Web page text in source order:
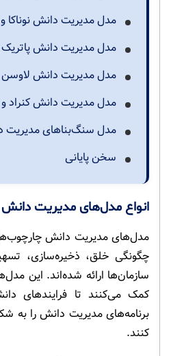
مدل مدیریت دانش نوناکا
مدل مدیریت دانش پاتریک
مدل مدیریت دانش لاوسن
مدل مدیریت دانش کنراد
مدل سنگ‌بناهای مدیریت
سخن پایانی
انواع مدل‌های مدیریت دانش
مدل‌های مدیریت دانش
چگونگی خلق، ذخیره‌سازی،
سازمان‌ها ارائه شده‌اند. این
کمک می‌کنند تا فرایندهای
برنامه‌های مدیریت دانش را به
کنند.